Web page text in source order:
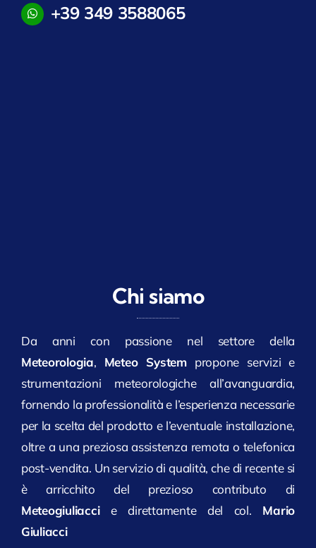
+39 349 3588065
Chi siamo
Da anni con passione nel settore della
Meteorologia, Meteo Systempropone servizi e
strumentazioni meteorologiche all’avanguardia,
fornendo la professionalità e l’esperienza necessarie
per la scelta del prodotto e l’eventuale installazione,
oltre a una preziosa assistenza remota o telefonica
post-vendita. Un servizio di qualità, che di recente si
è arricchito del prezioso contributo di
Meteogiuliaccie direttamente del col. Mario
Giuliacci